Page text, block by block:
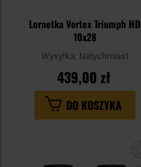
Lornetka Vortex Triumph HD
10x28
Wysyłka: Natychmiast
439,00 zł
DO KOSZYKA